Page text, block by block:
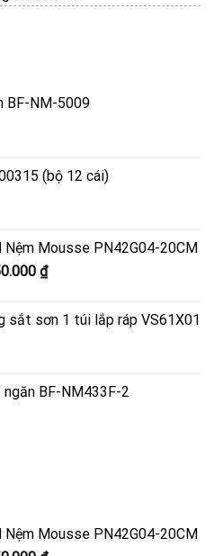
BF-NM-5009
(bộ 12 cái)
Nệm Mousse PN42G04-20CM
₫.
₫Giá
là:
sắt sơn 1 túi lắp ráp VS61X01
BF-NM433F-2
Nệm Mousse PN42G04-20CM